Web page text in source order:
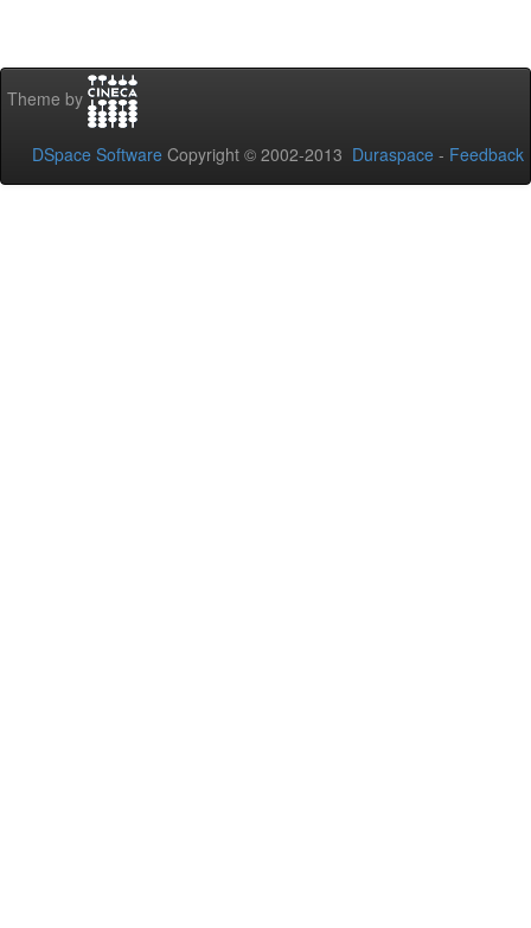
Theme by
DSpace Software Copyright © 2002-2013 Duraspace - Feedback